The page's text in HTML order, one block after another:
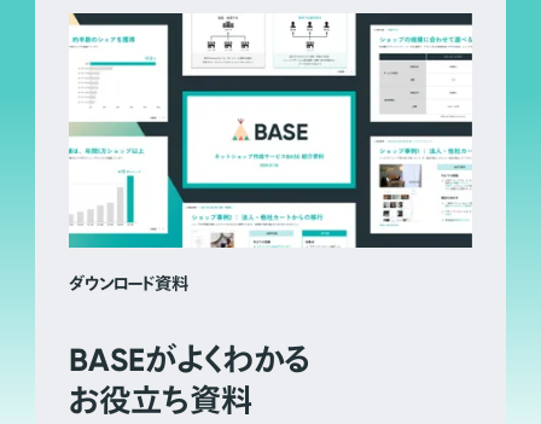
ダウンロード資料
BASEがよくわかる
お役立ち資料